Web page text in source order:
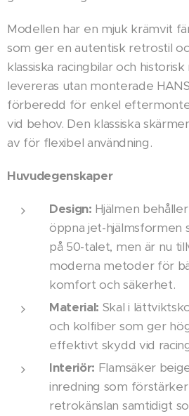
Modellen har en mjuk krämvit
som ger en autentisk retrostil
klassiska racingbilar och
levereras utan monterade
förberedd för enkel
vid behov. Den klassiska
av för flexibel användning.
Huvudegenskaper
Design: Hjälmen
öppna jet-hjälmsformen
på 50-talet, men är nu
moderna metoder för
komfort och säkerhet.
Material: Skal i
och kolfiber som ger
effektivt skydd vid
Interiör: Flamsäker
inredning som förstärker
retrokänslan samtidigt